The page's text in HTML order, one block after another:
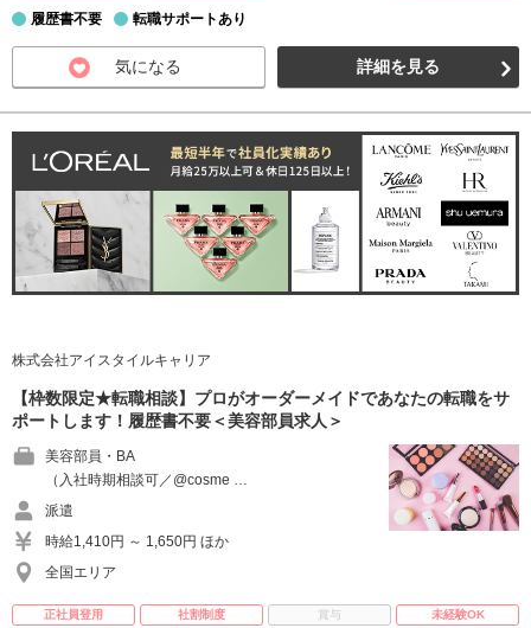
履歴書不要 転職サポートあり
気になる 詳細を見る
株式会社アイスタイルキャリア
【枠数限定★転職相談】プロがオーダーメイドであなたの転職をサ
ポートします！履歴書不要＜美容部員求人＞
美容部員・BA
（入社時期相談可／@cosme …
派遣
時給1,410円 ～ 1,650円 ほか
全国エリア
正社員登用 社割制度 賞与
未経験OK